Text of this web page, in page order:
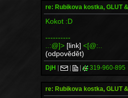
re: Rubikova kostka, GLUT
Kokot :D
----------
..:@]> [link] <[@:..
(odpovědět)
DjH | | | 319-960-895
re: Rubikova kostka, GLUT